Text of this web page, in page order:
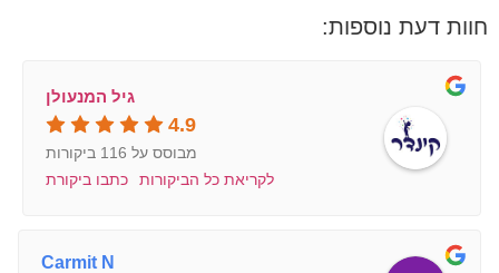
חוות דעת נוספות:
גיל המנעולן
4.9
מבוסס על 116 ביקורות
לקריאת כל הביקורות
כתבו ביקורת
Carmit N